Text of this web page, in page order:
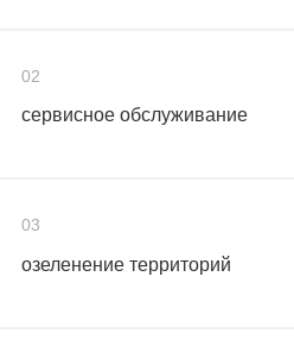
02
сервисное обслуживание
03
озеленение территорий